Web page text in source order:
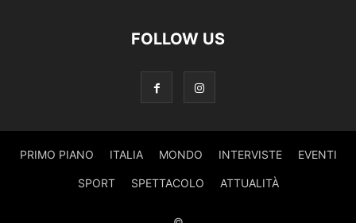
FOLLOW US
PRIMO PIANO ITALIA MONDO INTERVISTE EVENTI
SPORT SPETTACOLO ATTUALITÀ